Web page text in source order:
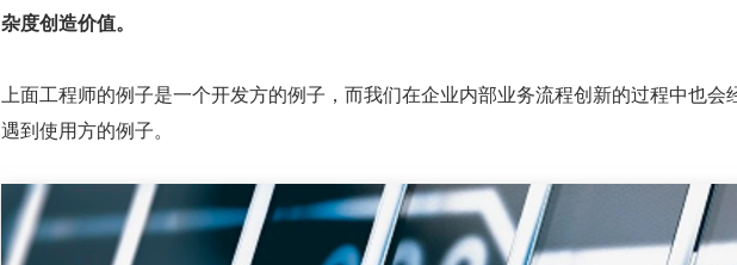
杂度创造价值。
上面工程师的例子是一个开发方的例子，而我们在企业内部业务流程创新的过程中也会
遇到使用方的例子。